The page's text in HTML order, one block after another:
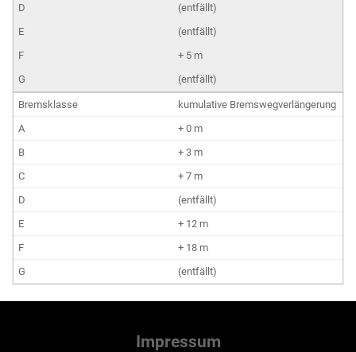
(entfällt)
(entfällt)
+ 5 m
(entfällt)
kumulative Bremswegverlängerung
+ 0 m
+ 3 m
+ 7 m
(entfällt)
+ 12 m
+ 18 m
(entfällt)
Impressum